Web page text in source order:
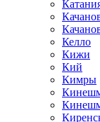
Келло
Кижи
Кий
Кимры